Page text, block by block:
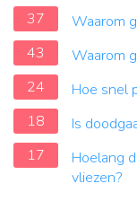
37
Waarom
43
Waarom
24
Hoe snel
18
Is
17
Hoelang
vliezen?